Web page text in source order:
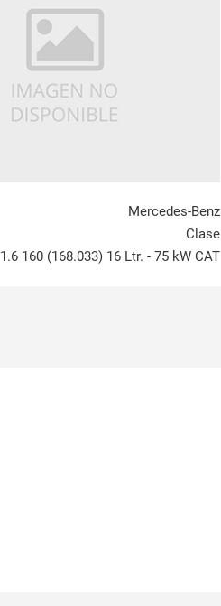
Mercedes-Benz
Clase
1.6 160 (168.033) 16 Ltr. - 75 kW CAT